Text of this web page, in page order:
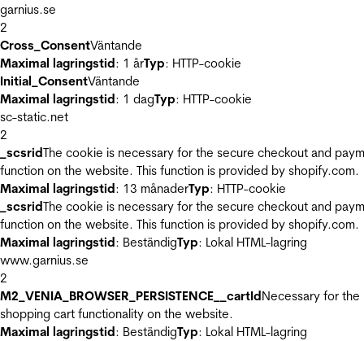
garnius.se
2
Cross_ConsentVäntande
Maximal lagringstid: 1 årTyp: HTTP-cookie
Initial_ConsentVäntande
Maximal lagringstid: 1 dagTyp: HTTP-cookie
sc-static.net
2
_scsridThe cookie is necessary for the secure checkout and
function on the website. This function is provided by shopify.com.
Maximal lagringstid: 13 månaderTyp: HTTP-cookie
_scsridThe cookie is necessary for the secure checkout and
function on the website. This function is provided by shopify.com.
Maximal lagringstid: BeständigTyp: Lokal HTML-lagring
www.garnius.se
2
M2_VENIA_BROWSER_PERSISTENCE__cartIdNecessary for the
shopping cart functionality on the website.
Maximal lagringstid: BeständigTyp: Lokal HTML-lagring